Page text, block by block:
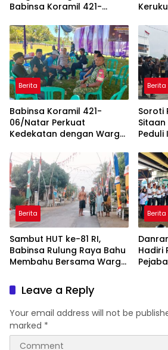
Babinsa Koramil 421-
Paskibra di Dua
Kecamatan Jelang HUT RI
ke-81
Selatan
Berita
Babinsa Koramil 421-
06/Natar Perkuat
Kedekatan dengan Warga
Sinergi di Natar dan
Tegineneng
Berita
Soroti
Sitaan
Peduli
PAS
Berita
Sambut HUT ke-81 RI,
Babinsa Rulung Raya Bahu
Membahu Bersama Warga
Berita
Hadiri
Leave a Reply
Your email address will not be
marked *